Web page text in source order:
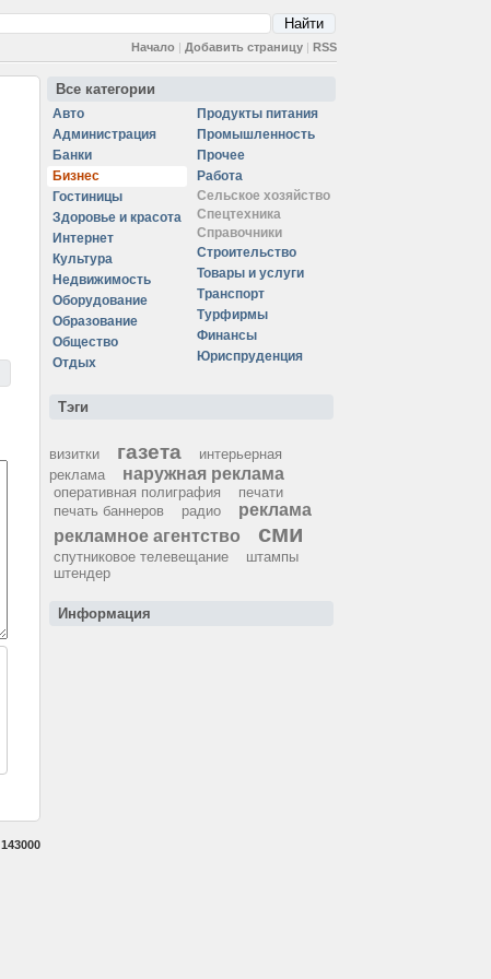
Начало | Добавить страницу | RSS
143000
Все категории
Авто
Администрация
Банки
Бизнес
Гостиницы
Здоровье и красота
Интернет
Культура
Недвижимость
Оборудование
Образование
Общество
Отдых
Продукты питания
Промышленность
Прочее
Работа
Сельское хозяйство
Спецтехника
Справочники
Строительство
Товары и услуги
Транспорт
Турфирмы
Финансы
Юриспруденция
Тэги
визитки газета
интерьерная
реклама
наружная реклама
оперативная полиграфия
печати
печать баннеров
радио
реклама
рекламное агентство
сми
спутниковое телевещание
штампы
штендер
Информация